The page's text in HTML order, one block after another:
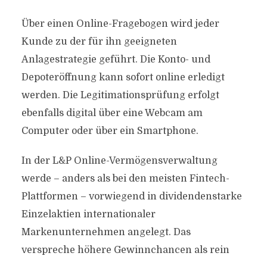
Über einen Online-Fragebogen wird jeder
Kunde zu der für ihn geeigneten
Anlagestrategie geführt. Die Konto- und
Depoteröffnung kann sofort online erledigt
werden. Die Legitimationsprüfung erfolgt
ebenfalls digital über eine Webcam am
Computer oder über ein Smartphone.
In der L&P Online-Vermögensverwaltung
werde – anders als bei den meisten Fintech-
Plattformen – vorwiegend in dividendenstarke
Einzelaktien internationaler
Markenunternehmen angelegt. Das
verspreche höhere Gewinnchancen als rein